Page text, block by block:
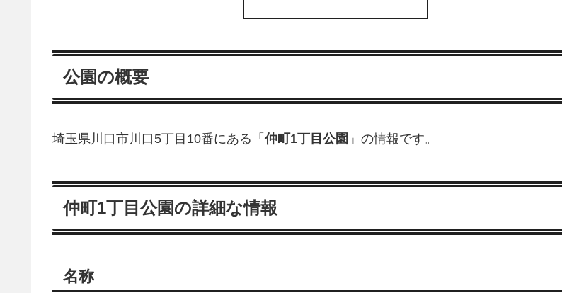
公園の概要
埼玉県川口市川口5丁目10番にある「 仲町1丁目公園 」の情報です。
仲町1丁目公園の詳細な情報
名称